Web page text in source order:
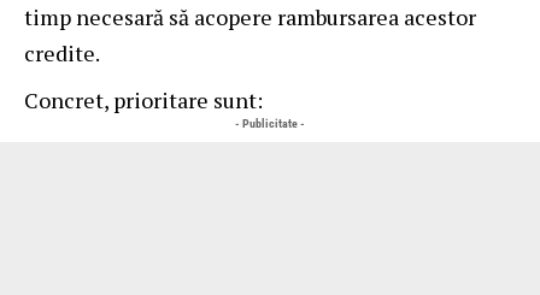
timp necesară să acopere rambursarea acestor
credite.
Concret, prioritare sunt:
- Publicitate -